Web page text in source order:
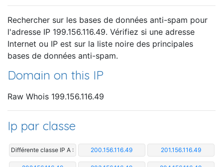
Rechercher sur les bases de données anti-spam pour
l'adresse IP 199.156.116.49. Vérifiez si une adresse
Internet ou IP est sur la liste noire des principales
bases de données anti-spam.
Domain on this IP
Raw Whois 199.156.116.49
Ip par classe
Différente classe IP A : 200.156.116.49 201.156.116.49